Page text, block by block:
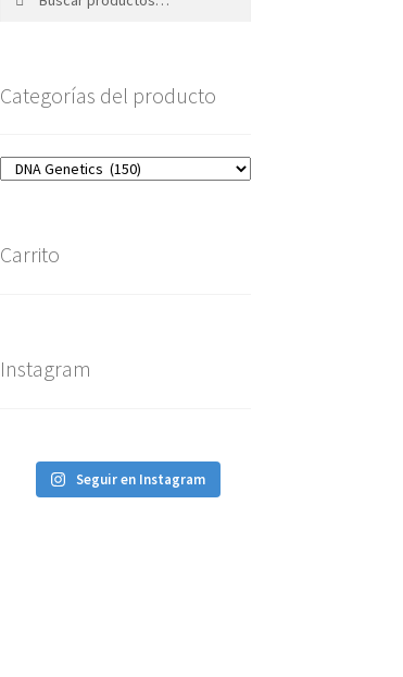
Categorías del producto
Carrito
Instagram
Seguir en Instagram